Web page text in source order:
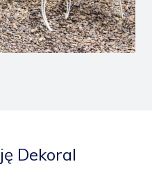
Dekoral